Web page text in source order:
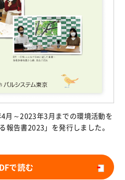
月～2023年3月までの環境活動を
報告書2023」を発行しました。
で読む